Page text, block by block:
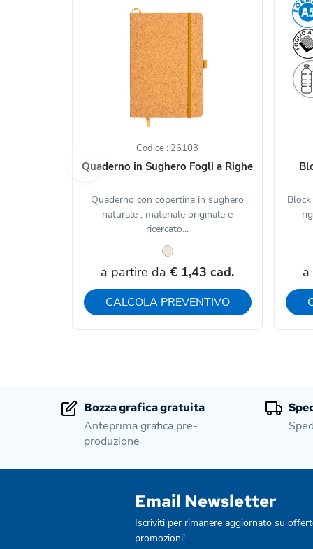
Codice : 26103
Quaderno in Sughero Fogli a Righe
Quaderno con copertina in sughero
naturale , materiale originale e
ricercato...
a partire da € 1,43 cad.
CALCOLA PREVENTIVO
Bozza grafica gratuita
Anteprima grafica pre-
produzione
Email Newsletter
Iscriviti per rimanere aggiornato su
promozioni!